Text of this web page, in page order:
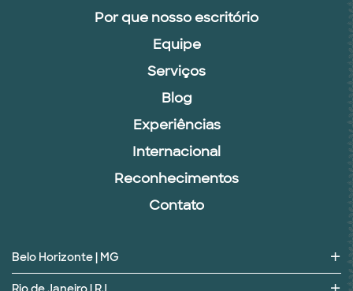
Por que nosso escritório
Equipe
Serviços
Blog
Experiências
Internacional
Reconhecimentos
Contato
Belo Horizonte | MG